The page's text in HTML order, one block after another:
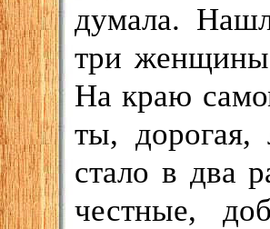
думала.
три
На краю
ты,
стало в два
честные,